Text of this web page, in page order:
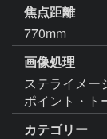
焦点距離
770mm
画像処理
ステライメー
ポイント・ト
カテゴリー